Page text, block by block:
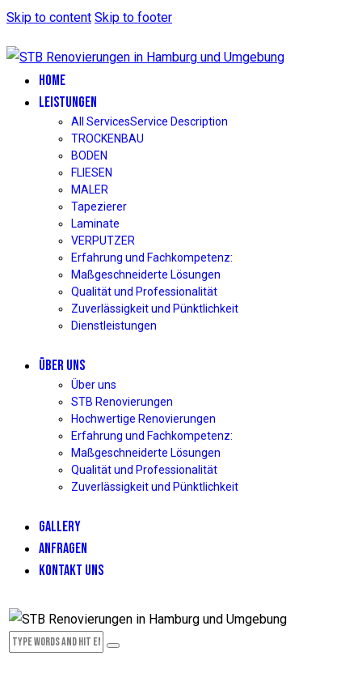
Skip to content Skip to footer
HOME
LEISTUNGEN
All ServicesService Description
TROCKENBAU
BODEN
FLIESEN
MALER
Tapezierer
Laminate
VERPUTZER
Erfahrung und Fachkompetenz:
Maßgeschneiderte Lösungen
Qualität und Professionalität
Zuverlässigkeit und Pünktlichkeit
Dienstleistungen
ÜBER UNS
Über uns
STB Renovierungen
Hochwertige Renovierungen
Erfahrung und Fachkompetenz:
Maßgeschneiderte Lösungen
Qualität und Professionalität
Zuverlässigkeit und Pünktlichkeit
GALLERY
ANFRAGEN
KONTAKT UNS